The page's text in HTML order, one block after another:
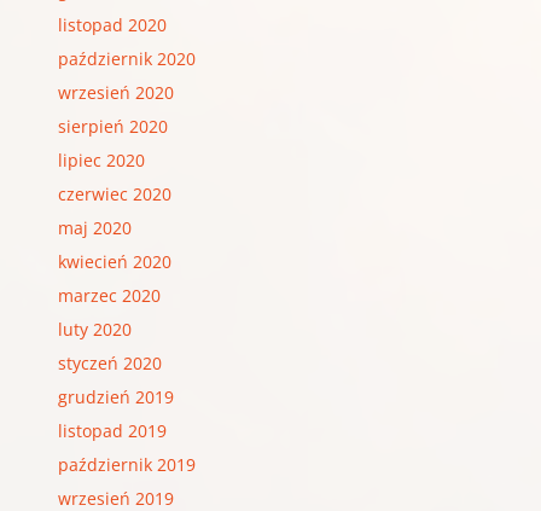
listopad 2020
październik 2020
wrzesień 2020
sierpień 2020
lipiec 2020
czerwiec 2020
maj 2020
kwiecień 2020
marzec 2020
luty 2020
styczeń 2020
grudzień 2019
listopad 2019
październik 2019
wrzesień 2019